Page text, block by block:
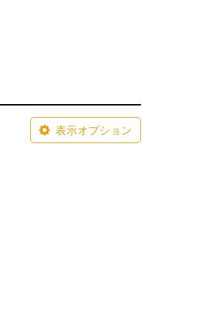
表示オプション